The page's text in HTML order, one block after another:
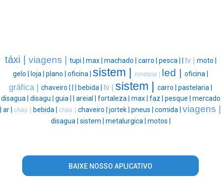
táxi | viagens | tupi | max | machado | carro | pesca | | tv | moto |
gelo | loja | plano | oficina | sistem | rondipar | led | oficina |
gráfica | chaveiro | | | bebida | tv | sistem | carro | pastelaria |
disagua | disagu | guia | | areial | fortaleza | max | faz | pesque | mercado
| ar | chás | bebida | chás | chaveiro | jortek | pneus | comida | viagens |
disagua | sistem | metalurgica | motos |
BAIXE NOSSO APLICATIVO